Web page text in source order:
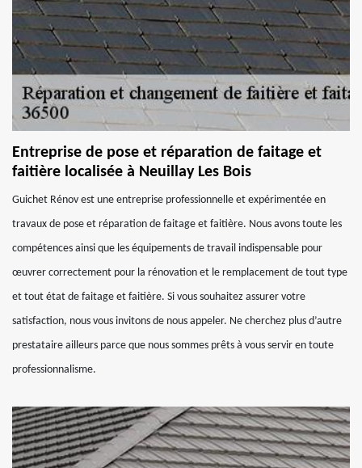
Entreprise de pose et réparation de faitage et
faitière localisée à Neuillay Les Bois
Guichet Rénov est une entreprise professionnelle et expérimentée en
travaux de pose et réparation de faitage et faitière. Nous avons toute les
compétences ainsi que les équipements de travail indispensable pour
œuvrer correctement pour la rénovation et le remplacement de tout type
et tout état de faitage et faitière. Si vous souhaitez assurer votre
satisfaction, nous vous invitons de nous appeler. Ne cherchez plus d’autre
prestataire ailleurs parce que nous sommes prêts à vous servir en toute
professionnalisme.